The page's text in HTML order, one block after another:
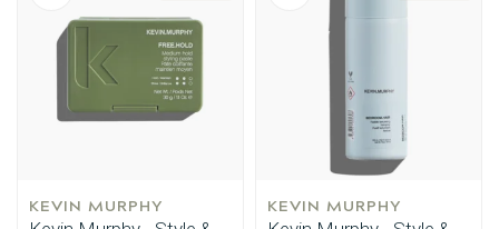
KEVIN MURPHY KEVIN MURPHY